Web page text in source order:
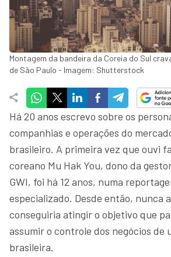
Montagem da bandeira da Coreia do Sul
de São Paulo - Imagem: Shutterstock
Há 20 anos escrevo sobre os
companhias e operações do
brasileiro. A primeira vez que ouvi
coreano Mu Hak You, dono da
GWI, foi há 12 anos, numa
especializado. Desde então, nunca
conseguiria atingir o objetivo que
assumir o controle dos negócios de
brasileira.